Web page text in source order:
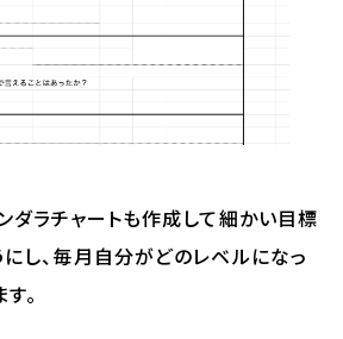
ダラチャートも作成して細かい目標
し、毎月自分がどのレベルになっ
。